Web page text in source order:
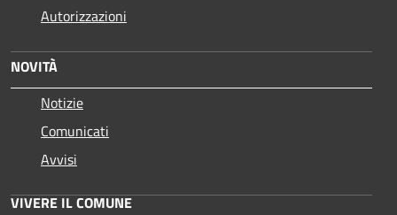
Autorizzazioni
NOVITÀ
Notizie
Comunicati
Avvisi
VIVERE IL COMUNE